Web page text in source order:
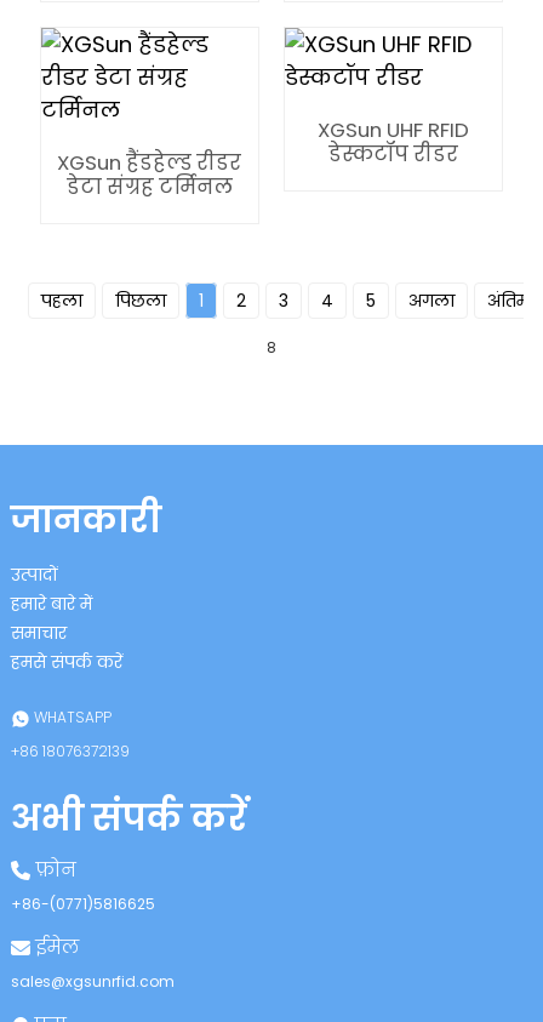
XGSun हैंडहेल्ड रीडर
डेटा संग्रह टर्मिनल
XGSun UHF RFID
डेस्कटॉप रीडर
पहला पिछला 1 2 3 4 5 अगला अंतिम
8
जानकारी
उत्पादों
हमारे बारे में
समाचार
हमसे संपर्क करें
WHATSAPP
+86 18076372139
अभी संपर्क करें
फ़ोन
+86-(0771)5816625
ईमेल
sales@xgsunrfid.com